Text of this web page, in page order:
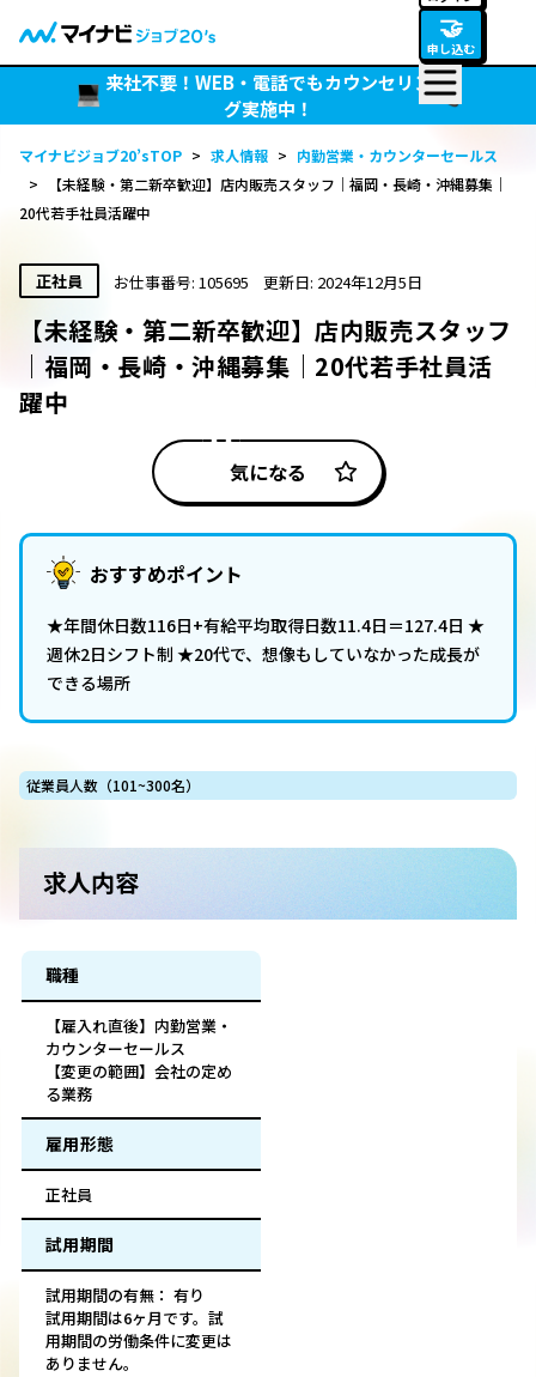
🤝
申し込む
来社不要！WEB・電話でもカウンセリン
グ実施中！
マイナビジョブ20’sTOP > 求人情報 > 内勤営業・カウンターセールス
>
【未経験・第二新卒歓迎】店内販売スタッフ｜福岡・長崎・沖縄募集｜
20代若手社員活躍中
正社員 お仕事番号: 105695 更新日: 2024年12月5日
【未経験・第二新卒歓迎】店内販売スタッフ
｜福岡・長崎・沖縄募集｜20代若手社員活
躍中
気になる
おすすめポイント
★年間休日数116日+有給平均取得日数11.4日＝127.4日 ★
週休2日シフト制 ★20代で、想像もしていなかった成長が
できる場所
従業員人数（101~300名）
求人内容
職種
【雇入れ直後】内勤営業・
カウンターセールス
【変更の範囲】会社の定め
る業務
雇用形態
正社員
試用期間
試用期間の有無： 有り
試用期間は6ヶ月です。試
用期間の労働条件に変更は
ありません。